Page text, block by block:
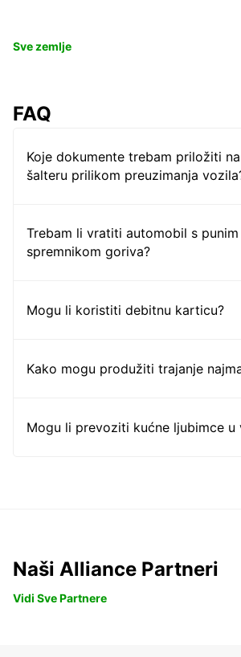
Sve zemlje
FAQ
Koje dokumente trebam priložiti
šalteru prilikom preuzimanja
Trebam li vratiti automobil s punim
spremnikom goriva?
Mogu li koristiti debitnu karticu?
Kako mogu produžiti trajanje
Mogu li prevoziti kućne ljubimce u
Naši Alliance Partneri
Vidi Sve Partnere